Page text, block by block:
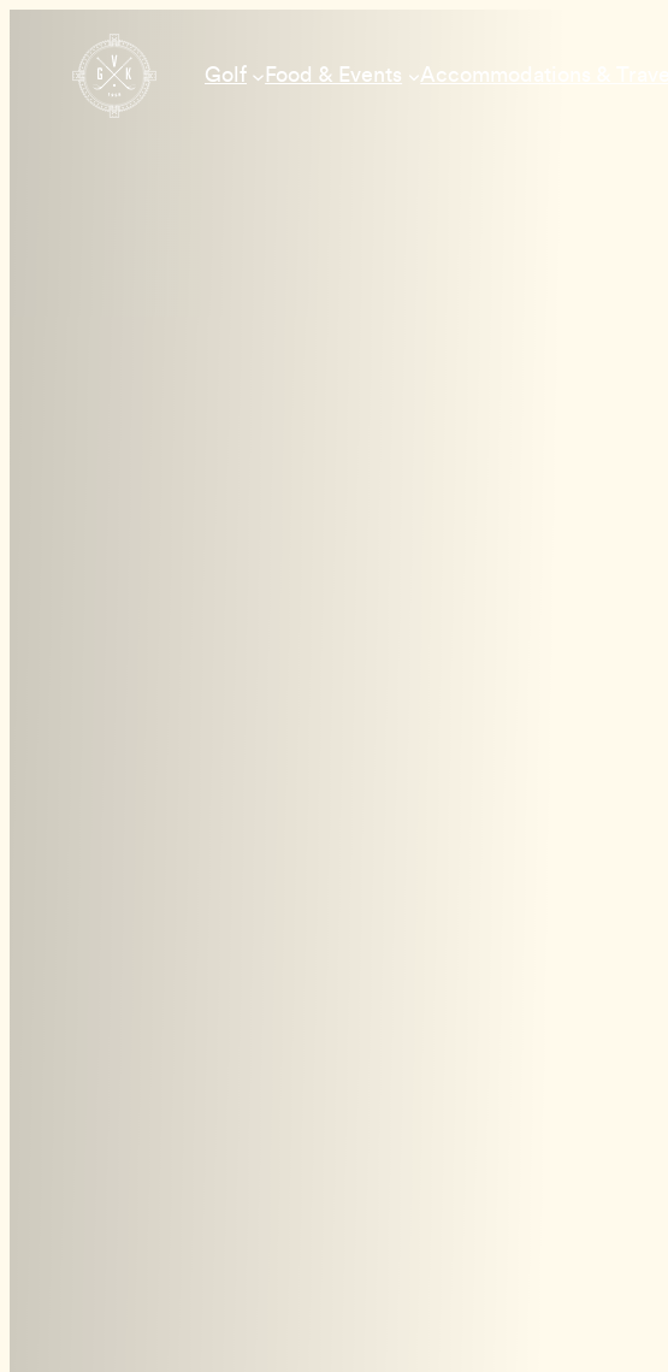
innehåll
Golf Food & Events Accommodations & Travel